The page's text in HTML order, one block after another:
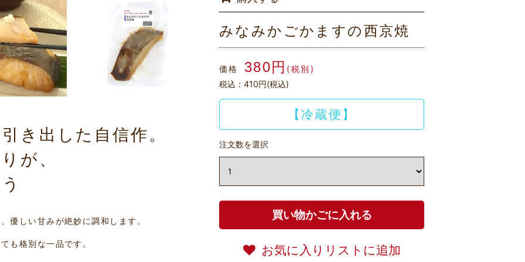
き出した自信作。
が、
優しい甘みが絶妙に調和します。
も格別な一品です。
みなみかごかますの西京焼
価格 380円 (税別)
税込：410円(税込)
【冷蔵便】
注文数を選択
お気に入りリストに追加